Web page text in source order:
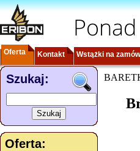
Oferta Kontakt Wstążki na
Szukaj:
Oferta: